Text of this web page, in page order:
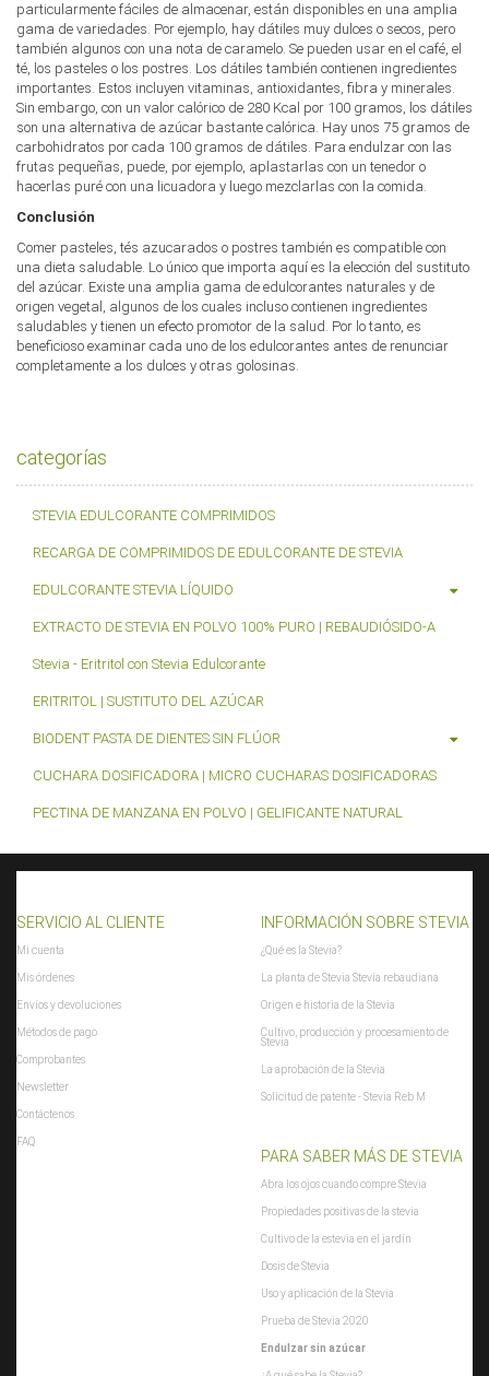
particularmente fáciles de almacenar, están disponibles en una amplia
gama de variedades. Por ejemplo, hay dátiles muy dulces o secos, pero
también algunos con una nota de caramelo. Se pueden usar en el café, el
té, los pasteles o los postres. Los dátiles también contienen ingredientes
importantes. Estos incluyen vitaminas, antioxidantes, fibra y minerales.
Sin embargo, con un valor calórico de 280 Kcal por 100 gramos, los dátiles
son una alternativa de azúcar bastante calórica. Hay unos 75 gramos de
carbohidratos por cada 100 gramos de dátiles. Para endulzar con las
frutas pequeñas, puede, por ejemplo, aplastarlas con un tenedor o
hacerlas puré con una licuadora y luego mezclarlas con la comida.
Conclusión
Comer pasteles, tés azucarados o postres también es compatible con
una dieta saludable. Lo único que importa aquí es la elección del sustituto
del azúcar. Existe una amplia gama de edulcorantes naturales y de
origen vegetal, algunos de los cuales incluso contienen ingredientes
saludables y tienen un efecto promotor de la salud. Por lo tanto, es
beneficioso examinar cada uno de los edulcorantes antes de renunciar
completamente a los dulces y otras golosinas.
categorías
STEVIA EDULCORANTE COMPRIMIDOS
RECARGA DE COMPRIMIDOS DE EDULCORANTE DE STEVIA
EDULCORANTE STEVIA LÍQUIDO
EXTRACTO DE STEVIA EN POLVO 100% PURO | REBAUDIÓSIDO-A
Stevia - Eritritol con Stevia Edulcorante
ERITRITOL | SUSTITUTO DEL AZÚCAR
BIODENT PASTA DE DIENTES SIN FLÚOR
CUCHARA DOSIFICADORA | MICRO CUCHARAS DOSIFICADORAS
PECTINA DE MANZANA EN POLVO | GELIFICANTE NATURAL
SERVICIO AL CLIENTE
Mi cuenta
Mis órdenes
Envíos y devoluciones
Métodos de pago
Comprobantes
Newsletter
Contáctenos
FAQ
INFORMACIÓN SOBRE STEVIA
¿Qué es la Stevia?
La planta de Stevia Stevia rebaudiana
Origen e historia de la Stevia
Cultivo, producción y procesamiento de
Stevia
La aprobación de la Stevia
Solicitud de patente - Stevia Reb M
PARA SABER MÁS DE STEVIA
Abra los ojos cuando compre Stevia
Propiedades positivas de la stevia
Cultivo de la estevia en el jardín
Dosis de Stevia
Uso y aplicación de la Stevia
Prueba de Stevia 2020
Endulzar sin azúcar